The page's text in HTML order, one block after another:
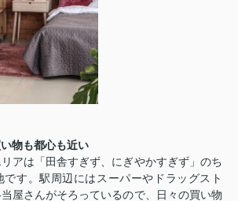
物も都心も近い
アは「田舎すぎず、にぎやかすぎず」のち
です。駅周辺にはスーパーやドラッグスト
屋さんがそろっているので、日々の買い物